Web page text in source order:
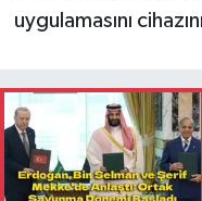
uygulamasını